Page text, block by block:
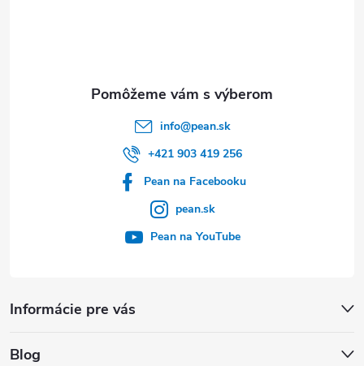
Informácie pre vás
Blog
info@pean.sk
+421 903 419 256
Pean na Facebooku
pean.sk
Pean na YouTube